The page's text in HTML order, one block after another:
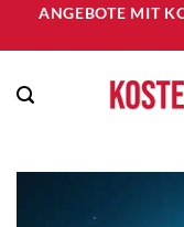
Zum
Inhalt
springen
ANGEBOTE MIT